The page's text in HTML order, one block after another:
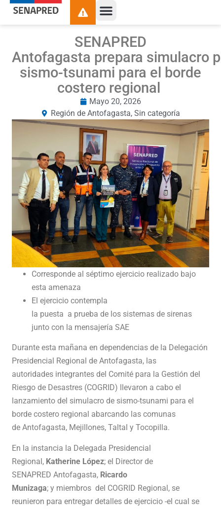
SENAPRED
Antofagasta prepara simulacro
sismo-tsunami para el borde
costero regional
Mayo 20, 2026
Región de Antofagasta, Sin categoría
Corresponde al séptimo ejercicio realizado bajo
esta amenaza
El ejercicio contempla
la puesta a prueba de los sistemas de sirenas
junto con la mensajería SAE
Durante esta mañana en dependencias de la Delegación
Presidencial Regional de Antofagasta, las
autoridades integrantes del Comité para la Gestión del
Riesgo de Desastres (COGRID) llevaron a cabo el
lanzamiento del simulacro de sismo-tsunami para el
borde costero regional abarcando las comunas
de Antofagasta, Mejillones, Taltal y Tocopilla.
En la instancia la Delegada Presidencial
Regional, Katherine López; el Director de
SENAPRED Antofagasta, Ricardo
Munizaga; y miembros del COGRID Regional, se
reunieron para entregar detalles de ejercicio -el cual se